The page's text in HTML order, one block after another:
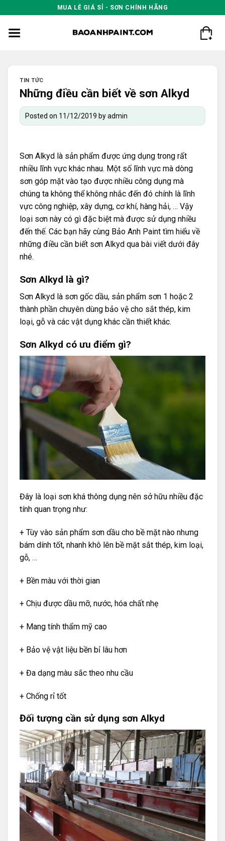
to
content
MUA LẺ GIÁ SỈ - SƠN CHÍNH HÃNG
TIN TỨC
Những điều cần biết về sơn Alkyd
Posted on 11/12/2019 byadmin
Sơn Alkyd là sản phẩm được ứng dụng trong rất
nhiều lĩnh vực khác nhau. Một số lĩnh vực mà dòng
sơn góp mặt vào tạo được nhiều công dụng mà
chúng ta không thể không nhắc đến đó chính là lĩnh
vực công nghiệp, xây dựng, cơ khí, hàng hải, … Vậy
loại sơn này có gì đặc biệt mà được sử dụng nhiều
đến thế. Các bạn hãy cùng Bảo Anh Paint tìm hiểu về
những điều cần biết sơn Alkyd qua bài viết dưới đây
nhé.
Sơn Alkyd là gì?
Sơn Alkyd là sơn gốc dầu, sản phẩm sơn 1 hoặc 2
thành phần chuyên dùng bảo vệ cho sắt thép, kim
loại, gỗ và các vật dụng khác cần thiết khác.
Sơn Alkyd có ưu điểm gì?
Đây là loại sơn khá thông dụng nên sở hữu nhiều đặc
tính quan trọng như:
+ Tùy vào sản phẩm sơn dầu cho bề mặt nào nhưng
bám dính tốt, nhanh khô lên bề mặt sắt thép, kim loại,
gỗ, …
+ Bền màu với thời gian
+ Chịu được dầu mỡ, nước, hóa chất nhẹ
+ Mang tính thẩm mỹ cao
+ Bảo vệ vật liệu bền bỉ lâu hơn
+ Đa dạng màu sắc theo nhu cầu
+ Chống rỉ tốt
Đối tượng cần sử dụng sơn Alkyd